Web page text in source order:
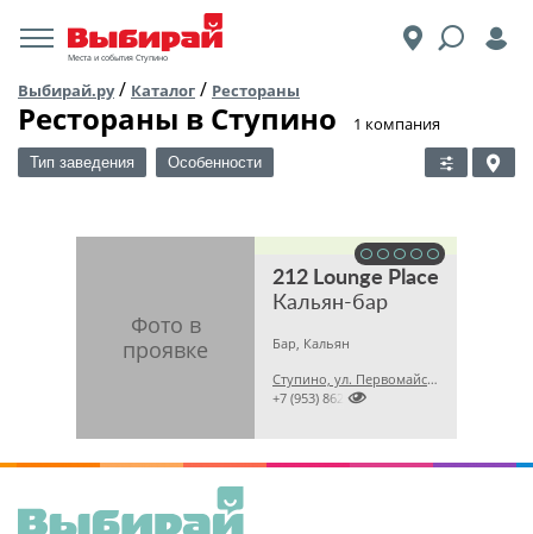
Места и события Ступино
Выбирай.ру/ Каталог / Рестораны
Рестораны в Ступино ​1 компания
Тип заведения Особенности
212 Lounge Place
Кальян-бар
Бар, Кальян
Ступино, ул. Первомайская, 59в

+7 (953) 8623230